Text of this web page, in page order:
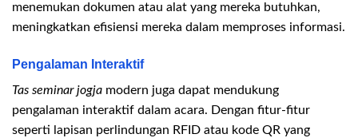
menemukan dokumen atau alat yang mereka butuhkan,
meningkatkan efisiensi mereka dalam memproses informasi.
Pengalaman Interaktif
Tas seminar jogja modern juga dapat mendukung
pengalaman interaktif dalam acara. Dengan fitur-fitur
seperti lapisan perlindungan RFID atau kode QR yang